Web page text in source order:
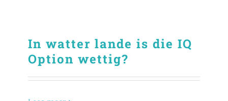
In watter lande is die IQ
Option wettig?